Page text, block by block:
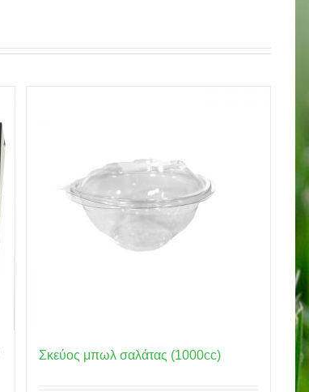
Σκεύος μπωλ σαλάτας (1000cc)